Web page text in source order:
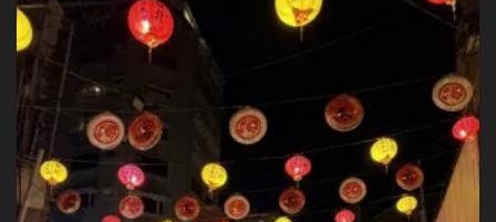
サ
ル
に
ハ
マ
っ
た